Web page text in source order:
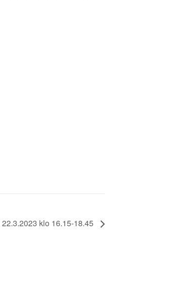
klo 16.15-18.45